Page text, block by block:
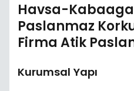
Havsa-
Paslanmaz
Firma Atik
Kurumsal Yapı